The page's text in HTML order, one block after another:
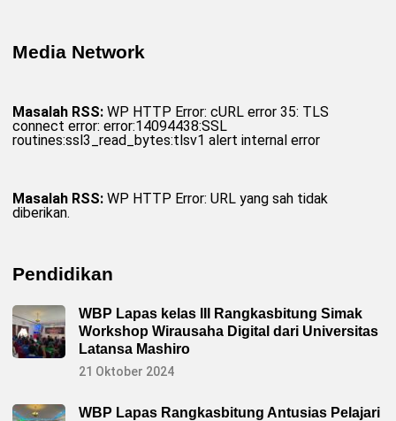
Media Network
Masalah RSS: WP HTTP Error: cURL error 35: TLS
connect error: error:14094438:SSL
routines:ssl3_read_bytes:tlsv1 alert internal error
Masalah RSS: WP HTTP Error: URL yang sah tidak
diberikan.
Pendidikan
WBP Lapas kelas III Rangkasbitung Simak
Workshop Wirausaha Digital dari Universitas
Latansa Mashiro
21 Oktober 2024
WBP Lapas Rangkasbitung Antusias Pelajari